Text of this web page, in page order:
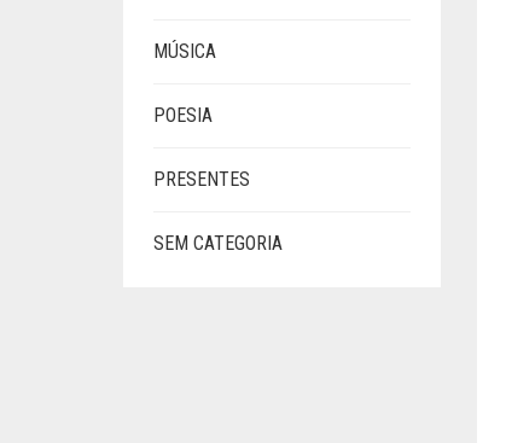
MÚSICA
POESIA
PRESENTES
SEM CATEGORIA